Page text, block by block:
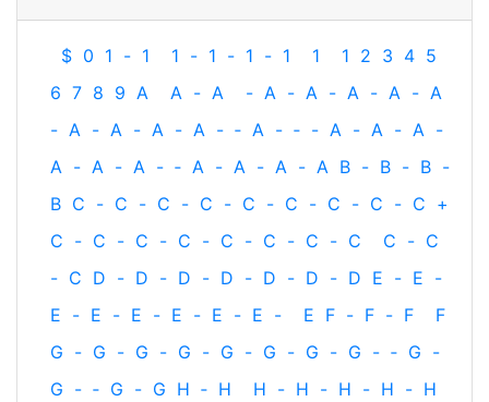
$ 0 1 - 1 1 - 1 - 1 - 1 1 1 2 3 4 5
6 7 8 9 A A - A - A - A - A - A - A
- A - A - A - A - ‐ A - ‐ - A - A - A -
A - A - A - ‐ A - A - A - A B - B - B -
B C - C - C - C - C - C - C - C - C +
C - C - C - C - C - C - C - C C - C
- C D - D - D - D - D - D - D E - E -
E - E - E - E - E - E - E F - F - F
F
G - G - G - G - G - G - G - G - ‐ G -
G - ‐ G - G H ‐ H H - H - H - H - H